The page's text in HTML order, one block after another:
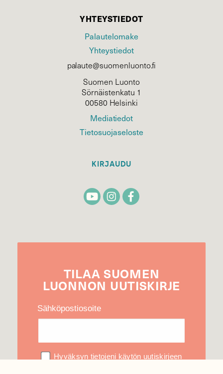
YHTEYSTIEDOT
Palautelomake
Yhteystiedot
palaute@suomenluonto.fi
Suomen Luonto
Sörnäistenkatu 1
00580 Helsinki
Mediatiedot
Tietosuojaseloste
KIRJAUDU
TILAA SUOMEN
LUONNON UUTIS­KIRJE
Sähköpostiosoite
Hyväksyn tietojeni käytön uutiskirjeen